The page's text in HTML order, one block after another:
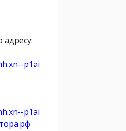
адресу:
p1ai
p1ai